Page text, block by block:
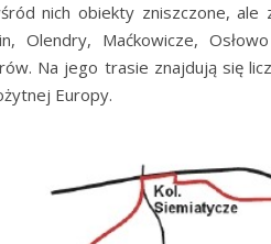
nich obiekty zniszczone, ale
Olendry, Maćkowicze,
Na jego trasie znajdują się
Europy.